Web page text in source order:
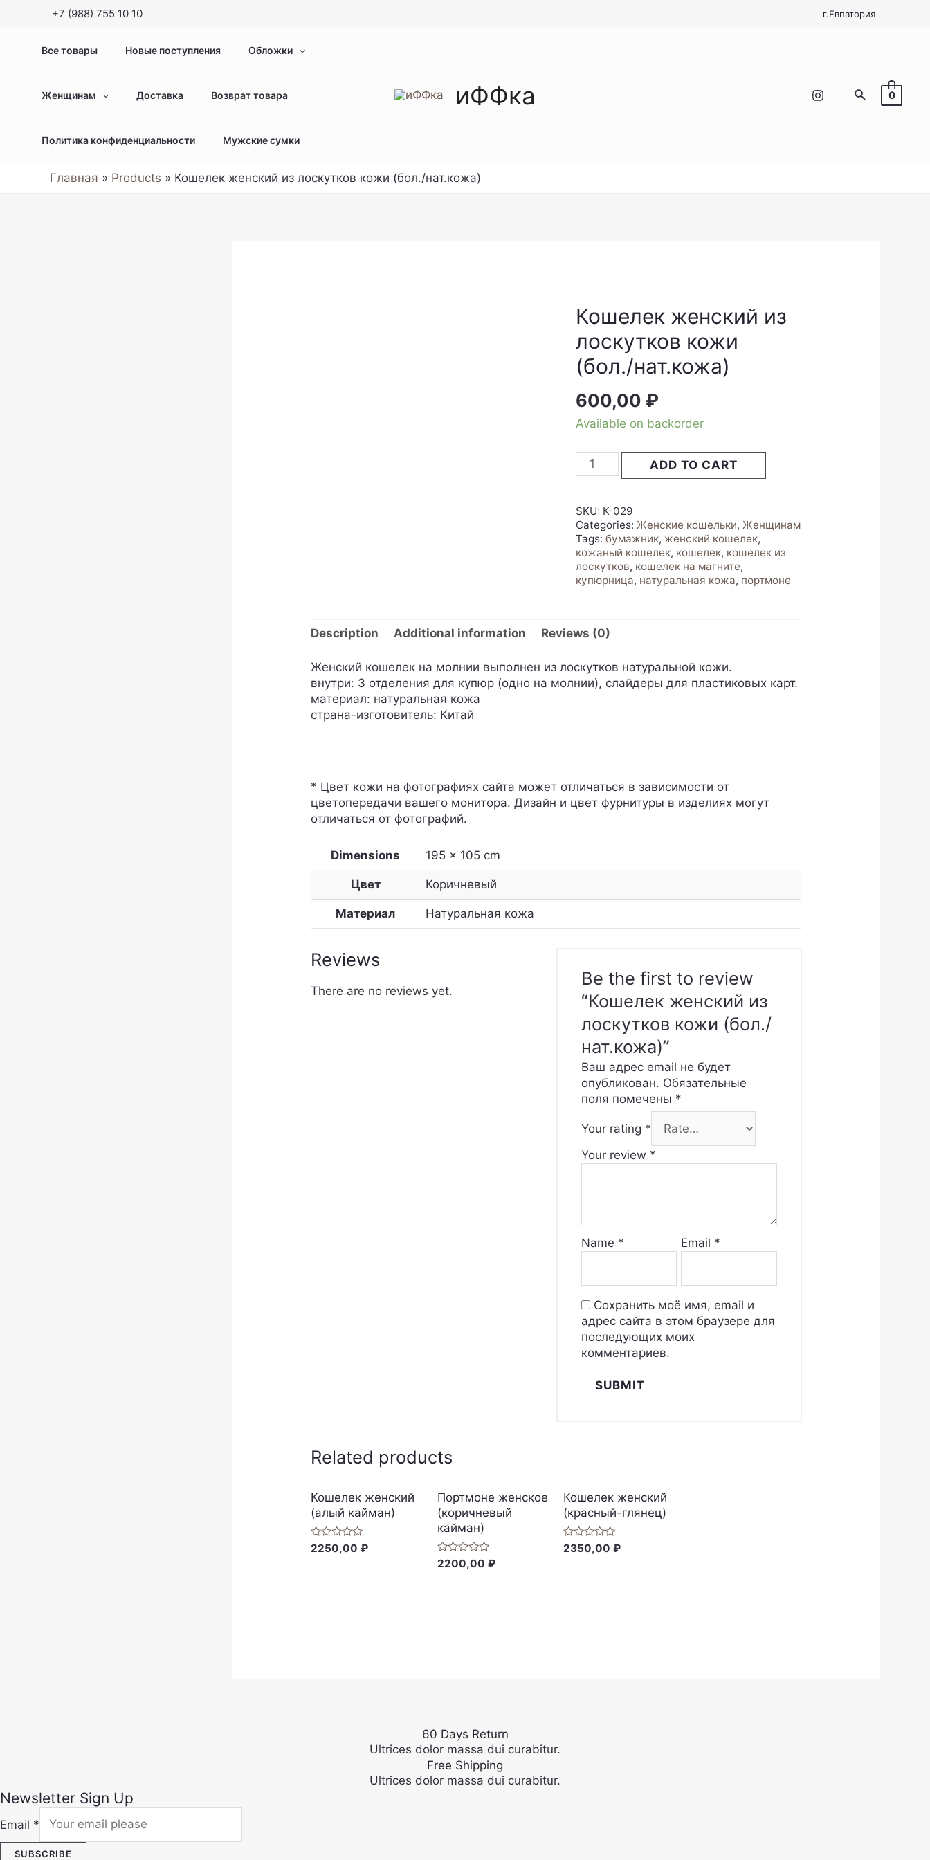
+7 (988) 755 10 10 г.Евпатория
Все товары Новые поступления Обложки
Женщинам Доставка Возврат товара
Политика конфиденциальности Мужские сумки
иФФка Поиск0
Главная Products Кошелек женский из лоскутков кожи (бол./нат.кожа)
Кошелек женский из
лоскутков кожи
(бол./нат.кожа)
600,00 ₽
Available on backorder
Кошелек
женский
лоскутков
кожи
(бол./
нат.кожа)
quantity
ADD TO CART
SKU: К-029
Categories: Женские кошельки, Женщинам
Tags:бумажник, женский кошелек,
кожаный кошелек, кошелек, кошелек из
лоскутков, кошелек на магните,
купюрница, натуральная кожа, портмоне
Description Additional information Reviews (0)
Женский кошелек на молнии выполнен из лоскутков натуральной кожи.
внутри: 3 отделения для купюр (одно на молнии), слайдеры для пластиковых карт.
материал: натуральная кожа
страна-изготовитель: Китай
* Цвет кожи на фотографиях сайта может отличаться в зависимости от
цветопередачи вашего монитора. Дизайн и цвет фурнитуры в изделиях могут
отличаться от фотографий.
Dimensions 195 × 105 cm
Цвет Коричневый
Материал Натуральная кожа
Reviews
There are no reviews yet.
Be the first to review
“Кошелек женский из
лоскутков кожи (бол./
нат.кожа)”
Ваш адрес email не будет
опубликован. Обязательные
поля помечены *
Your rating *
Your review *
Name * Email *
Сохранить моё имя, email и
адрес сайта в этом браузере для
последующих моих
комментариев.
Related products
Кошелек женский
(алый кайман)
Rated
0
2250,00₽
Портмоне женское
(коричневый
кайман)
Rated
0
2200,00 ₽
Кошелек женский
(красный-глянец)
Rated
0
2350,00 ₽
60 Days Return
Ultrices dolor massa dui curabitur.
Free Shipping
Ultrices dolor massa dui curabitur.
Newsletter Sign Up
Email *
SUBSCRIBE